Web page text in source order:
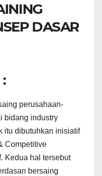
DASAR
perusahaan-
bidang industry
itu dibutuhkan inisiatif
Competitive
Kedua hal tersebut
bersaing